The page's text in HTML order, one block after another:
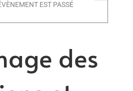
EST PASSÉ
des